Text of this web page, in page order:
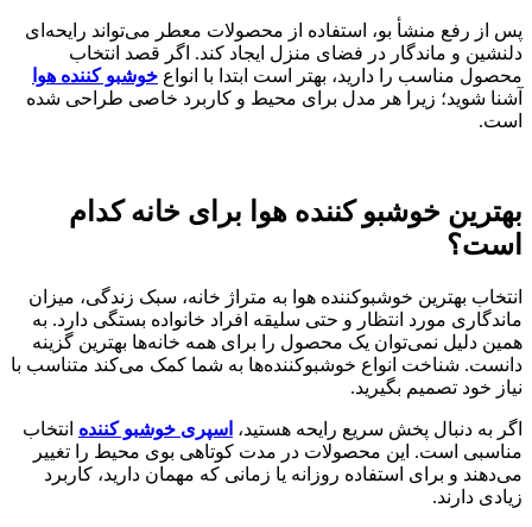
پس از رفع منشأ بو، استفاده از محصولات معطر می‌تواند رایحه‌ای
دلنشین و ماندگار در فضای منزل ایجاد کند. اگر قصد انتخاب
محصول مناسب را دارید، بهتر است ابتدا با انواع خوشبو کننده هوا
آشنا شوید؛ زیرا هر مدل برای محیط و کاربرد خاصی طراحی شده
است.
بهترین خوشبو کننده هوا برای خانه کدام
است؟
انتخاب بهترین خوشبوکننده هوا به متراژ خانه، سبک زندگی، میزان
ماندگاری مورد انتظار و حتی سلیقه افراد خانواده بستگی دارد. به
همین دلیل نمی‌توان یک محصول را برای همه خانه‌ها بهترین گزینه
دانست. شناخت انواع خوشبوکننده‌ها به شما کمک می‌کند متناسب با
نیاز خود تصمیم بگیرید.
اگر به دنبال پخش سریع رایحه هستید، اسپری خوشبو کننده انتخاب
مناسبی است. این محصولات در مدت کوتاهی بوی محیط را تغییر
می‌دهند و برای استفاده روزانه یا زمانی که مهمان دارید، کاربرد
زیادی دارند.